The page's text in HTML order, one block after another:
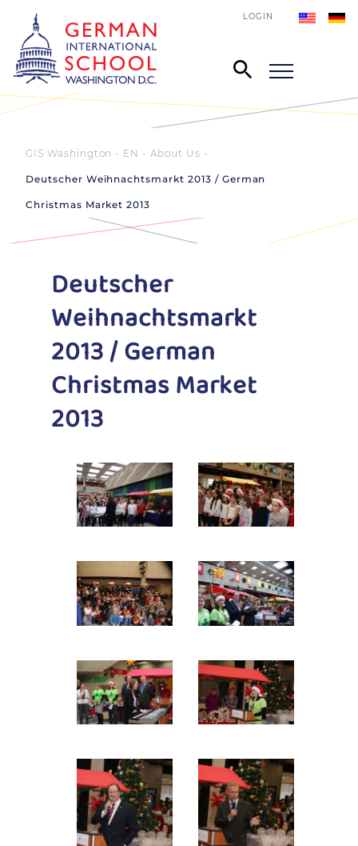
LOGIN
GIS Washington - EN About Us
Deutscher Weihnachtsmarkt 2013 / German
Christmas Market 2013
Deutscher
Weihnachtsmarkt
2013 / German
Christmas Market
2013